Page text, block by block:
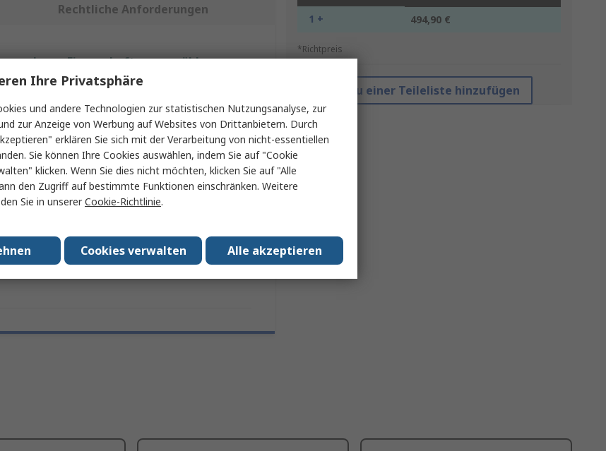
1 + 494,90 €
*Richtpreis
Zu einer Teileliste hinzufügen
Rechtliche Anforderungen
mehrere Eigenschaften auswählen.
Weller
Lötzubehör
Leiterplatte
Ihre Privatsphäre
und andere Technologien zur statistischen Nutzungsanalyse, zur
zur Anzeige von Werbung auf Websites von Drittanbietern. Durch
erklären Sie sich mit der Verarbeitung von nicht-essentiellen
Sie können Ihre Cookies auswählen, indem Sie auf "Cookie
klicken. Wenn Sie dies nicht möchten, klicken Sie auf "Alle
den Zugriff auf bestimmte Funktionen einschränken. Weitere
Sie in unsererCookie-Richtlinie.
Alle akzeptieren
Cookies verwalten